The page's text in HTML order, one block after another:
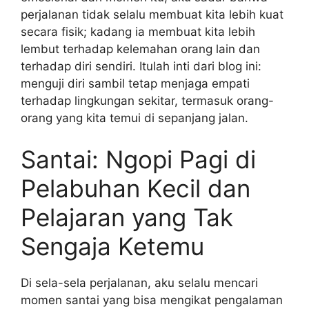
perjalanan tidak selalu membuat kita lebih kuat
secara fisik; kadang ia membuat kita lebih
lembut terhadap kelemahan orang lain dan
terhadap diri sendiri. Itulah inti dari blog ini:
menguji diri sambil tetap menjaga empati
terhadap lingkungan sekitar, termasuk orang-
orang yang kita temui di sepanjang jalan.
Santai: Ngopi Pagi di
Pelabuhan Kecil dan
Pelajaran yang Tak
Sengaja Ketemu
Di sela-sela perjalanan, aku selalu mencari
momen santai yang bisa mengikat pengalaman